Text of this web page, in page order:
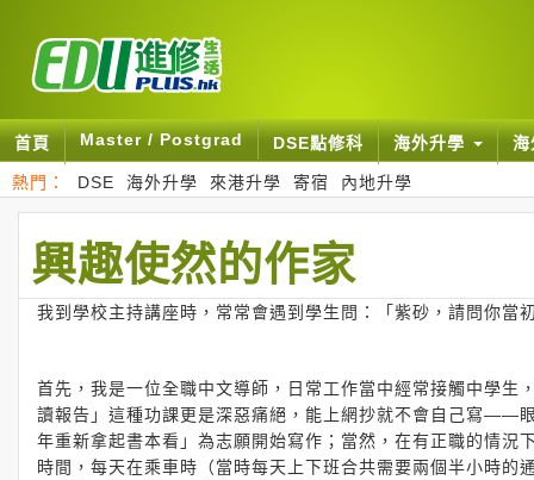
首頁 Master / Postgrad DSE點修科 海外升學
熱門： DSE 海外升學 來港升學 寄宿 內地升學
興趣使然的作家
我到學校主持講座時，常常會遇到學生問：「紫砂，請問你當
首先，我是一位全職中文導師，日常工作當中經常接觸中學
讀報告」這種功課更是深惡痛絕，能上網抄就不會自己寫——
年重新拿起書本看」為志願開始寫作；當然，在有正職的情
時間，每天在乘車時（當時每天上下班合共需要兩個半小時